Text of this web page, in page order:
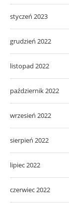
styczeń 2023
grudzień 2022
listopad 2022
październik 2022
wrzesień 2022
sierpień 2022
lipiec 2022
czerwiec 2022